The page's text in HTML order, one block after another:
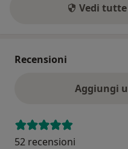
Vedi
Recensioni
Aggiungi
52 recensioni